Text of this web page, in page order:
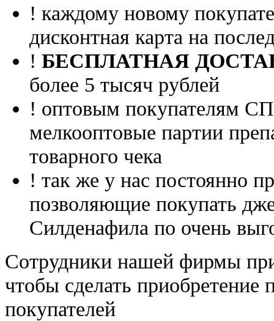
! каждому новому
дисконтная карта на
! БЕСПЛАТНАЯ
более 5 тысяч рублей
! оптовым покупателям
мелкооптовые партии
товарного чека
! так же у нас постоянно
позволяющие покупать
Силденафила по очень
Cотрудники нашей фирмы
чтобы сделать приобретение
покупателей